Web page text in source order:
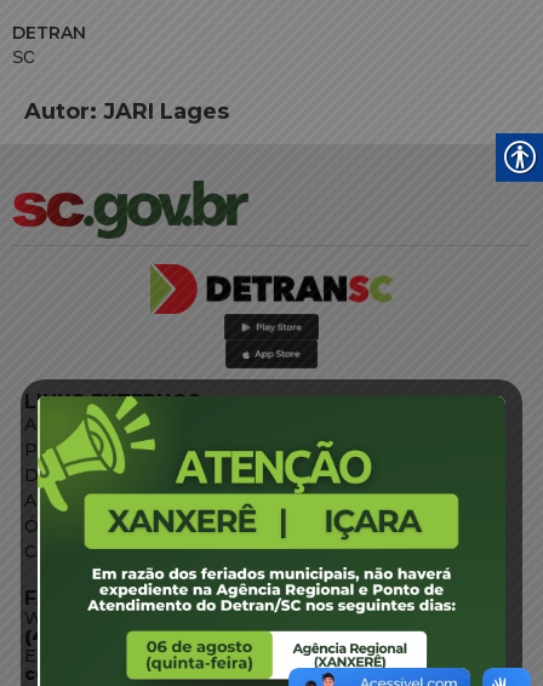
DETRAN
SC
Autor: JARI Lages
LINKS EXTERNOS
Agência de Notícias
Portal de Serviços
Diário Oficial
Acesso à Informação
Órgãos do Governo
Conheça SC
FALE CONOSCO
WhatsApp:
(48) 3664-1800
E-mail:
centraldeinformacoes@detran.sc.gov.br